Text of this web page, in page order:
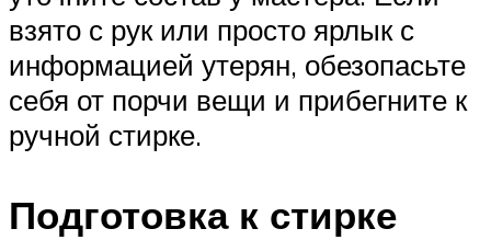
взято с рук или просто ярлык с
информацией утерян, обезопасьте
себя от порчи вещи и прибегните к
ручной стирке.
Подготовка к стирке